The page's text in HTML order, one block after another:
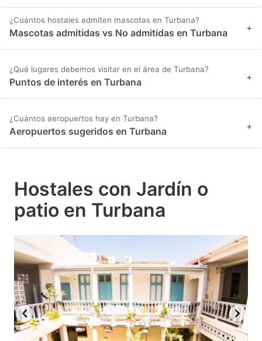
¿Cuántos hostales admiten mascotas en Turbana?
Mascotas admitidas vs No admitidas en Turbana +
¿Qué lugares debemos visitar en el área de Turbana?
Puntos de interés en Turbana +
¿Cuántos aeropuertos hay en Turbana?
Aeropuertos sugeridos en Turbana +
Hostales con Jardín o
patio en Turbana